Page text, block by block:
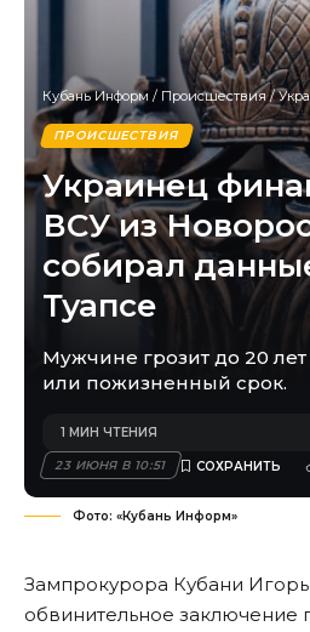
Кубань Информ / Происшествия/Украинец
ПРОИСШЕСТВИЯ
Украинец
ВСУ из
собирал
Туапсе
Мужчине грозит до 20
или пожизненный срок.
23 ИЮНЯ В 10:51
1 МИН ЧТЕНИЯ
Фото: «Кубань Информ»
Зампрокурора Кубани
обвинительное заключение